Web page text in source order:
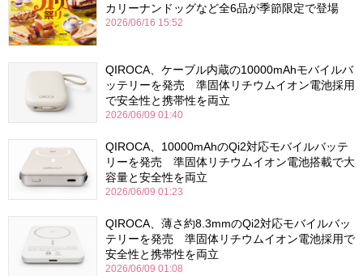
カリーナンドッグなど全6品が季節限定で登場
2026/06/16 15:52
QIROCA、ケーブル内蔵の10000mAhモバイルバ
ッテリーを発売 準固体リチウムイオン電池採用
で安全性と携帯性を両立
2026/06/09 01:40
QIROCA、10000mAhのQi2対応モバイルバッテ
リーを発売 準固体リチウムイオン電池搭載で大
容量と安全性を両立
2026/06/09 01:23
QIROCA、薄さ約8.3mmのQi2対応モバイルバッ
テリーを発売 準固体リチウムイオン電池採用で
安全性と携帯性を両立
2026/06/09 01:08